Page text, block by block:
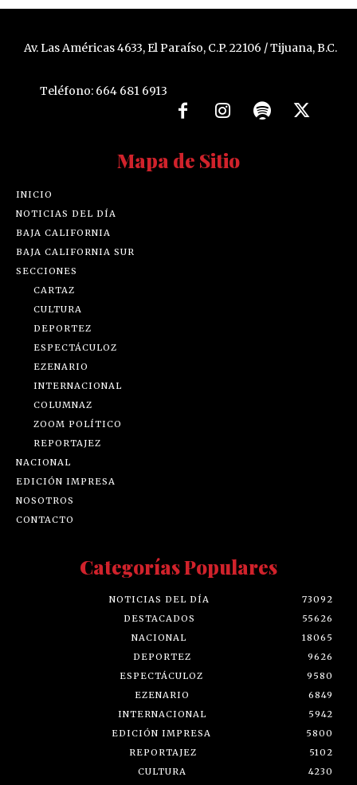
Av. Las Américas 4633, El Paraíso, C.P. 22106 / Tijuana, B.C.
Teléfono: 664 681 6913
Mapa de Sitio
INICIO
NOTICIAS DEL DÍA
BAJA CALIFORNIA
BAJA CALIFORNIA SUR
SECCIONES
CARTAZ
CULTURA
DEPORTEZ
ESPECTÁCULOZ
EZENARIO
INTERNACIONAL
COLUMNAZ
ZOOM POLÍTICO
REPORTAJEZ
NACIONAL
EDICIÓN IMPRESA
NOSOTROS
CONTACTO
Categorías Populares
NOTICIAS DEL DÍA
73092
DESTACADOS
55626
NACIONAL
18065
DEPORTEZ
9626
ESPECTÁCULOZ
9580
EZENARIO
6849
INTERNACIONAL
5942
EDICIÓN IMPRESA
5800
REPORTAJEZ
5102
CULTURA
4230